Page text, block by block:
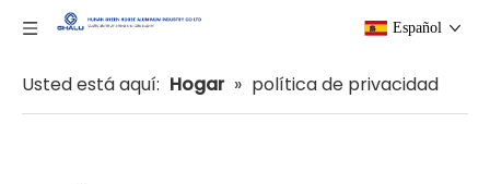
Español
Usted está aquí: Hogar » política de privacidad